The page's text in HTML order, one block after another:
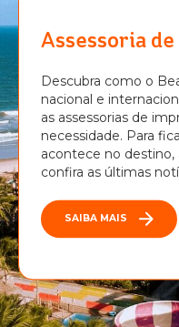
Assessoria
Descubra como o
nacional e
as assessorias de
necessidade. Para
acontece no destino,
confira as últimas
SAIBA MAIS